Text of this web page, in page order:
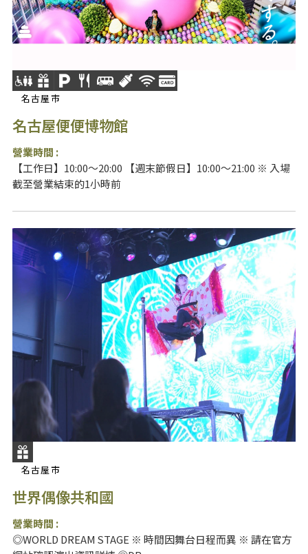
名古屋市
名古屋便便博物館
營業時間 :
【工作日】10:00～20:00 【週末節假日】10:00～21:00 ※ 入場
截至營業結束的1小時前
名古屋市
世界偶像共和國
營業時間 :
◎WORLD DREAM STAGE ※ 時間因舞台日程而異 ※ 請在官方